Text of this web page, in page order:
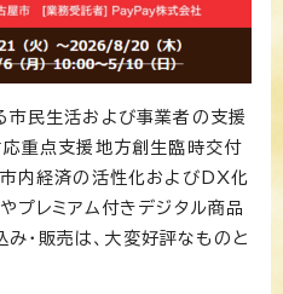
市民生活および事業者の支援
重点支援地方創生臨時交付
内経済の活性化およびDX化
プレミアム付きデジタル商品
・販売は、大変好評なものと